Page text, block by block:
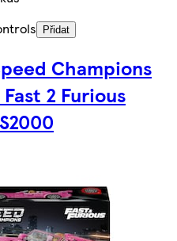
Přidat
Champions
Fast 2 Furious